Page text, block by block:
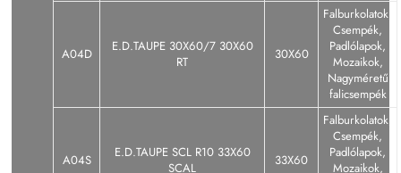
A04D
E.D.TAUPE 30X60/7 30X60
RT
30X60
Falburkolatok,
Csempék,
Padlólapok,
Mozaikok,
Nagyméretű
falicsempék
A04S
E.D.TAUPE SCL R10 33X60
SCAL
33X60
Falburkolatok,
Csempék,
Padlólapok,
Mozaikok,